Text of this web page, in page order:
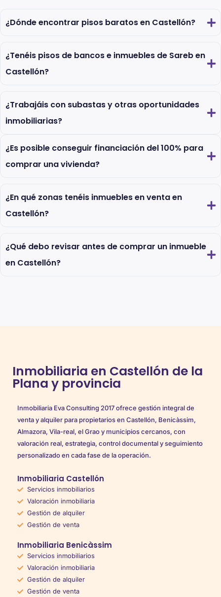
¿Dónde encontrar pisos baratos en Castellón?
¿Tenéis pisos de bancos e inmuebles de Sareb en
Castellón?
¿Trabajáis con subastas y otras oportunidades
inmobiliarias?
¿Es posible conseguir financiación del 100% para
comprar una vivienda?
¿En qué zonas tenéis inmuebles en venta en
Castellón?
¿Qué debo revisar antes de comprar un inmueble
en Castellón?
Inmobiliaria en Castellón de la
Plana y provincia
Inmobiliaria Eva Consulting 2017 ofrece gestión integral de
venta y alquiler para propietarios en Castellón, Benicàssim,
Almazora, Vila-real, el Grao y municipios cercanos, con
valoración real, estrategia, control documental y seguimiento
personalizado en cada fase de la operación.
Inmobiliaria Castellón
Servicios inmobiliarios
Valoración inmobiliaria
Gestión de alquiler
Gestión de venta
Inmobiliaria Benicàssim
Servicios inmobiliarios
Valoración inmobiliaria
Gestión de alquiler
Gestión de venta